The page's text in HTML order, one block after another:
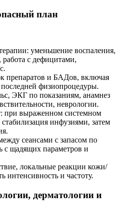
план
уменьшение воспаления,
работа с дефицитами,
препаратов и БАДов, включая
физиопроцедуры.
ЭКГ по показаниям, анамнез
неврологии.
при выраженном системном
инфузиями, затем
сеансами с запасом по
с щадящих параметров и
локальные реакции кожи/
интенсивность и частоту.
дерматологии и